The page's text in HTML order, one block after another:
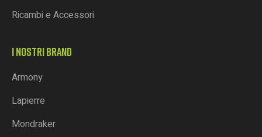
Ricambi e Accessori
I NOSTRI BRAND
Armony
Lapierre
Mondraker